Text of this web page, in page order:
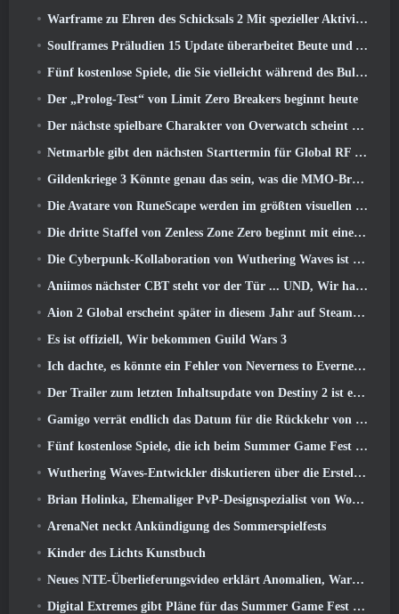
Warframe zu Ehren des Schicksals 2 Mit spezieller Aktivität und Titel im Spiel
Soulframes Präludien 15 Update überarbeitet Beute und Angeln
Fünf kostenlose Spiele, die Sie vielleicht während des Bullet Fests ausprobieren möchten
Der „Prolog-Test“ von Limit Zero Breakers beginnt heute
Der nächste spielbare Charakter von Overwatch scheint ein überarbeiteter Cyborg-Verbrecherboss zu sein
Netmarble gibt den nächsten Starttermin für Global RF Online bekannt
Gildenkriege 3 Könnte genau das sein, was die MMO-Branche gerade braucht
Die Avatare von RuneScape werden im größten visuellen Update des Spiels der letzten zehn Jahre überarbeitet
Die dritte Staffel von Zenless Zone Zero beginnt mit einer Reise zu einer Bangboo-Insel im Himmel, Und zur Steam-Plattform
Die Cyberpunk-Kollaboration von Wuthering Waves ist genau das, was ich mir von meinen Videospiel-Crossover-Events erwarte
Aniimos nächster CBT steht vor der Tür ... UND, Wir haben ein offizielles Startfenster
Aion 2 Global erscheint später in diesem Jahr auf Steam und Purple
Es ist offiziell, Wir bekommen Guild Wars 3
Ich dachte, es könnte ein Fehler von Neverness to Everness sein, das Porsche Collab Gacha Event so früh zu veranstalten, Aber ich habe mich geirrt
Der Trailer zum letzten Inhaltsupdate von Destiny 2 ist ein Aufschrei
Gamigo verrät endlich das Datum für die Rückkehr von Gloria Victis, Wird es das zweite Mal überleben??
Fünf kostenlose Spiele, die ich beim Summer Game Fest zu sehen hoffe
Wuthering Waves-Entwickler diskutieren über die Erstellung der Lahai-Roi-Mech-Kampfsequenz
Brian Holinka, Ehemaliger PvP-Designspezialist von World Of Warcraft, Tritt dem League Of Legends MMO-Team bei
ArenaNet neckt Ankündigung des Sommerspielfests
Kinder des Lichts Kunstbuch
Neues NTE-Überlieferungsvideo erklärt Anomalien, Warten, Und wie eine „geheime“ Organisation alles verfolgt
Digital Extremes gibt Pläne für das Summer Game Fest bekannt